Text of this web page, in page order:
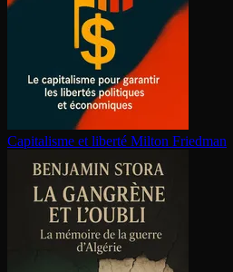
Capitalisme et liberté Milton Friedman